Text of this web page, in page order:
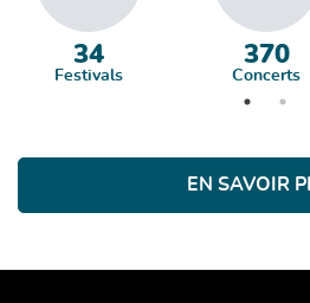
34
Festivals
370
Concerts
EN SAVOIR